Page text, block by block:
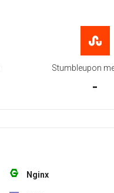
Stumbleupon
-
Nginx